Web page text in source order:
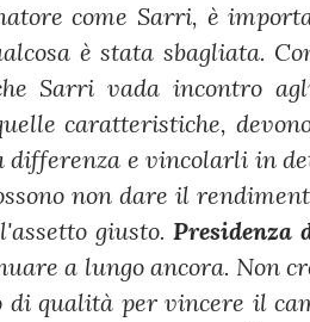
come Sarri, è
è stata sbagliata.
Sarri vada incontro
caratteristiche,
differenza e vincolarli in
non dare il
giusto.Presidenza
a lungo ancora. Non
di qualità per vincere il